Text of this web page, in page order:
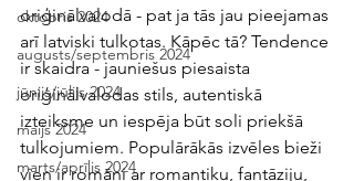
oktobris 2024
augusts/septembris 2024
jūnijs/jūlijs 2024
maijs 2024
marts/aprīlis 2024
oriģinālvalodā - pat ja tās jau pieejamas
arī latviski tulkotas. Kāpēc tā? Tendence
ir skaidra - jauniešus piesaista
oriģinālvalodas stils, autentiskā
izteiksme un iespēja būt soli priekšā
tulkojumiem. Populārākās izvēles bieži
vien ir romāni ar romantiku, fantāziju,